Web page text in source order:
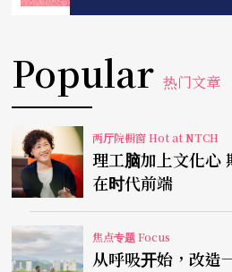
Popular 热门文章
两厅院橱窗 Hot at NTCH
理工脑加上文化心
在时代前端
焦点专题 Focus
从呼吸开始，改造